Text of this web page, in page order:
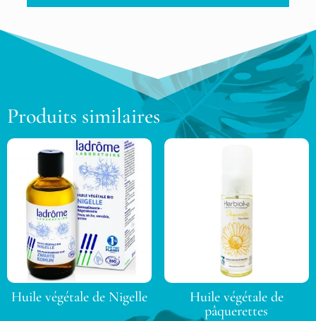
Produits similaires
Huile végétale de Nigelle
Huile végétale de
pâquerettes